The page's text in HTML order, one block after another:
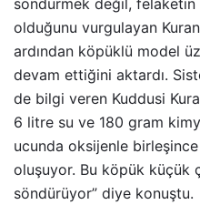
olduğunu vurgulayan
ardından köpüklü model
devam ettiğini aktardı.
de bilgi veren Kuddusi
6 litre su ve 180 gram
ucunda oksijenle
oluşuyor. Bu köpük küçük
söndürüyor” diye konuştu.